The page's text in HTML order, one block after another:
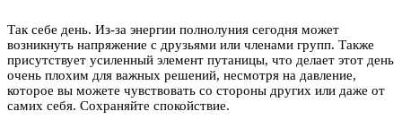
Так себе день. Из-за энергии полнолуния сегодня может
возникнуть напряжение с друзьями или членами групп. Также
присутствует усиленный элемент путаницы, что делает этот день
очень плохим для важных решений, несмотря на давление,
которое вы можете чувствовать со стороны других или даже от
самих себя. Сохраняйте спокойствие.